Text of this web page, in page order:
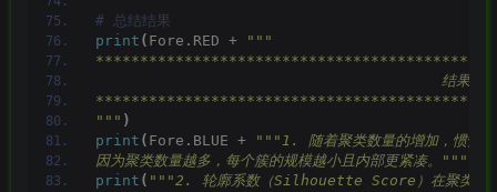
# 总结结果
print ( Fore.RED +
"""
结果解
""" )
print ( Fore.BLUE +
"""1. 随着聚类数量的增加，惯性
因为聚类数量越多，每个簇的规模越小且内部更紧凑。"""
print ( """2. 轮廓系数（Silhouette Score）在聚类数从2